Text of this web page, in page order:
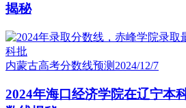
揭秘
内蒙古高考分数线预测 2024/12/7
2024年海口经济学院在辽宁本